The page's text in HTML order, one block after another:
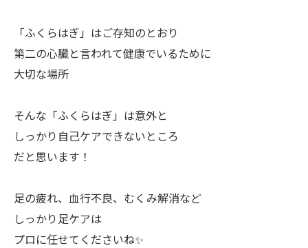
「ふくらはぎ」はご存知のとおり
第二の心臓と言われて健康でいるために
大切な場所
そんな「ふくらはぎ」は意外と
しっかり自己ケアできないところ
だと思います！
足の疲れ、血行不良、むくみ解消など
しっかり足ケアは
プロに任せてくださいね✨